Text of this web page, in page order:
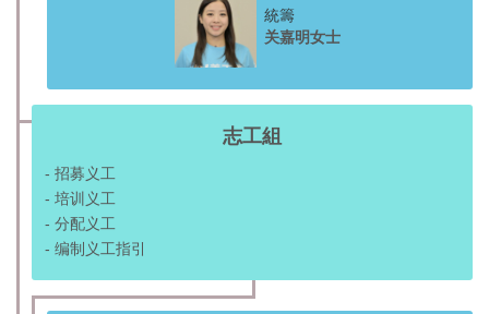
統籌
关嘉明女士
志工組
- 招募义工
- 培训义工
- 分配义工
- 编制义工指引